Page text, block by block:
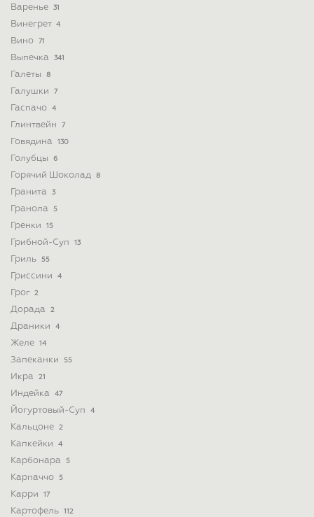
Варенье 31
Винегрет 4
Вино 71
Выпечка 341
Галеты 8
Галушки 7
Гаспачо 4
Глинтвейн 7
Говядина 130
Голубцы 6
Горячий Шоколад 8
Гранита 3
Гранола 5
Гренки 15
Грибной-Суп 13
Гриль 55
Гриссини 4
Грог 2
Дорада 2
Драники 4
Желе 14
Запеканки 55
Икра 21
Индейка 47
Йогуртовый-Суп 4
Кальцоне 2
Капкейки 4
Карбонара 5
Карпаччо 5
Карри 17
Картофель 112